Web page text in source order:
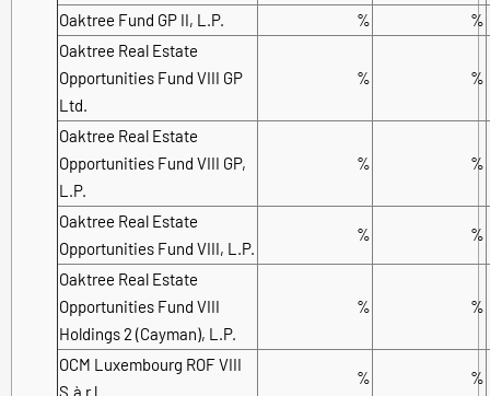
Oaktree Fund GP II, L.P.
%
%
Oaktree Real Estate
Opportunities Fund VIII GP
Ltd.
% %
Oaktree Real Estate
Opportunities Fund VIII GP,
L.P.
% %
Oaktree Real Estate
Opportunities Fund VIII, L.P.
% %
Oaktree Real Estate
Opportunities Fund VIII
Holdings 2 (Cayman), L.P.
% %
OCM Luxembourg ROF VIII
S.à r.l.
% %